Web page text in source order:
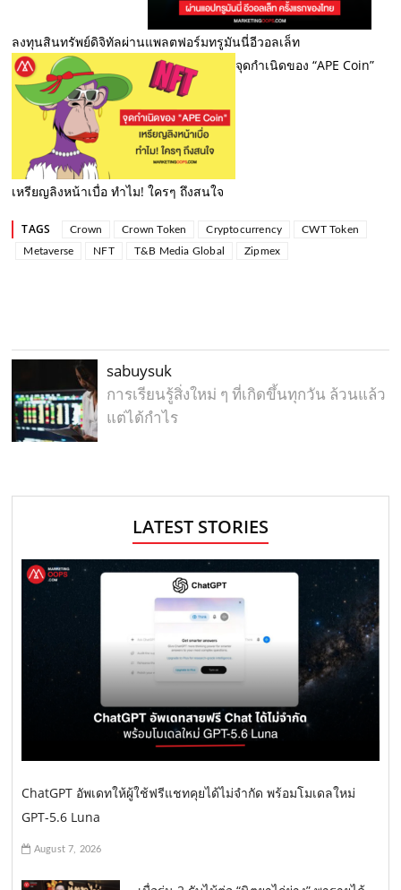
ลงทุนสินทรัพย์ดิจิทัลผ่านแพลตฟอร์มทรูมันนี่อีวอลเล็ท
จุดกำเนิดของ “APE Coin”
เหรียญลิงหน้าเบื่อ ทำไม! ใครๆ ถึงสนใจ
TAGS Crown Crown Token Cryptocurrency
CWT Token
Metaverse
NFT T&B Media Global Zipmex
sabuysuk
การเรียนรู้สิ่งใหม่ ๆ ที่เกิดขึ้นทุกวัน ล้วนแล้ว
แต่ได้กำไร
LATEST STORIES
ChatGPT อัพเดทให้ผู้ใช้ฟรีแชทคุยได้ไม่จำกัด พร้อมโมเดลใหม่
GPT-5.6 Luna
August 7, 2026